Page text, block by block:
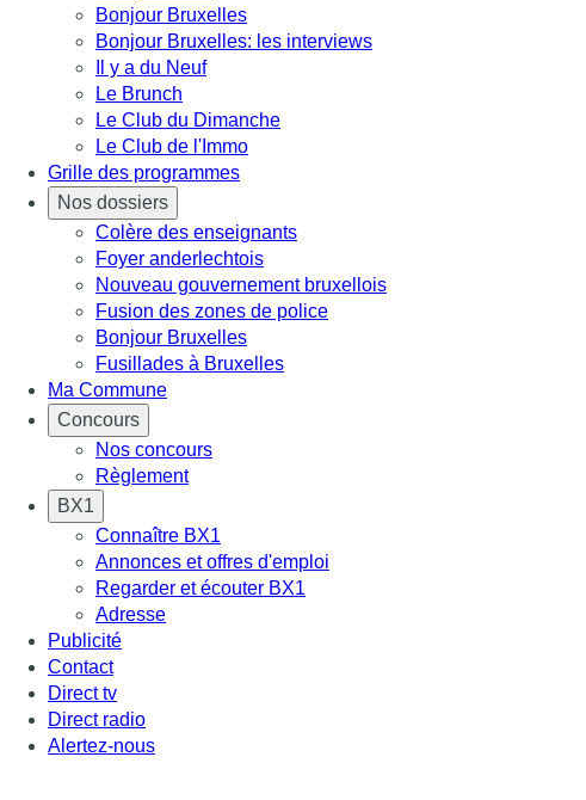
Bonjour Bruxelles
Bonjour Bruxelles: les interviews
Il y a du Neuf
Le Brunch
Le Club du Dimanche
Le Club de l'Immo
Grille des programmes
Nos dossiers
Colère des enseignants
Foyer anderlechtois
Nouveau gouvernement bruxellois
Fusion des zones de police
Bonjour Bruxelles
Fusillades à Bruxelles
Ma Commune
Concours
Nos concours
Règlement
BX1
Connaître BX1
Annonces et offres d'emploi
Regarder et écouter BX1
Adresse
Publicité
Contact
Direct tv
Direct radio
Alertez-nous